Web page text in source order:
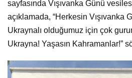
sayfasında Vışıvanka Günü
açıklamada, “Herkesin Vışıvanka
Ukraynalı olduğumuz için çok
Ukrayna! Yaşasın Kahramanlar!”